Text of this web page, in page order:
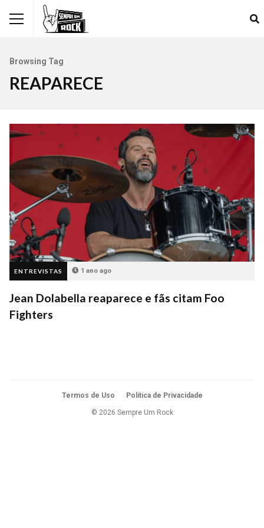
Browsing Tag
REAPARECE
ENTREVISTAS 1 ano ago
Jean Dolabella reaparece e fãs citam Foo
Fighters
Termos de Uso Política de Privacidade
© 2026 Sempre Um Rock